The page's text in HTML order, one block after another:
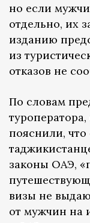
но если
отдельно, их
изданию
из
отказов не
По словам
пояснили,
законы ОАЭ,
визы не
от мужчин на